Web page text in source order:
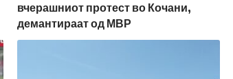
вчерашниот протест во Кочани,
демантираат од МВР